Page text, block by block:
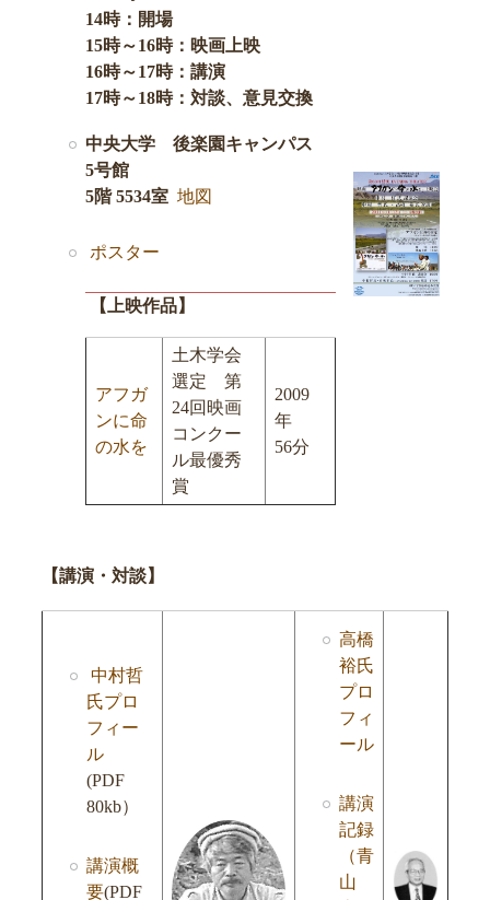
14時：開場
15時～16時：映画上映
16時～17時：講演
17時～18時：対談、意見交換
中央大学 後楽園キャンパス
5号館
5階 5534室 地図
ポスター
【上映作品】
アフガ
ンに命
の水を
土木学会
選定 第
24回映画
コンクー
ル最優秀
賞
2009
年
56分
【講演・対談】
中村哲
氏プロ
フィー
ル
(PDF
80kb）
講演概
要(PDF
高橋
裕氏
プロ
フィ
ール
講演
記録
（青
山